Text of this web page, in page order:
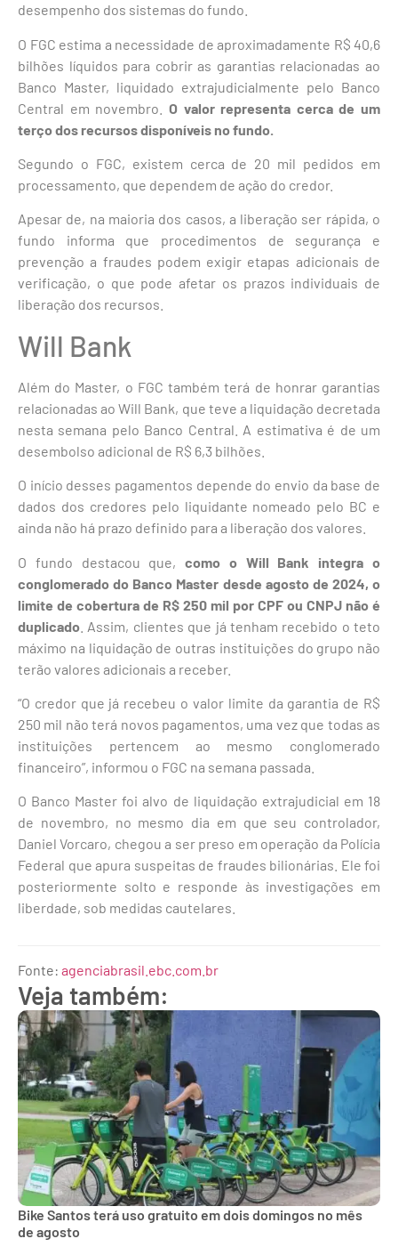
desempenho dos sistemas do fundo.
O FGC estima a necessidade de aproximadamente R$ 40,6
bilhões líquidos para cobrir as garantias relacionadas ao
Banco Master, liquidado extrajudicialmente pelo Banco
Central em novembro. O valor representa cerca de um
terço dos recursos disponíveis no fundo.
Segundo o FGC, existem cerca de 20 mil pedidos em
processamento, que dependem de ação do credor.
Apesar de, na maioria dos casos, a liberação ser rápida, o
fundo informa que procedimentos de segurança e
prevenção a fraudes podem exigir etapas adicionais de
verificação, o que pode afetar os prazos individuais de
liberação dos recursos.
Will Bank
Além do Master, o FGC também terá de honrar garantias
relacionadas ao Will Bank, que teve a liquidação decretada
nesta semana pelo Banco Central. A estimativa é de um
desembolso adicional de R$ 6,3 bilhões.
O início desses pagamentos depende do envio da base de
dados dos credores pelo liquidante nomeado pelo BC e
ainda não há prazo definido para a liberação dos valores.
O fundo destacou que,como o Will Bank integra o
conglomerado do Banco Master desde agosto de 2024, o
limite de cobertura de R$ 250 mil por CPF ou CNPJ não é
duplicado . Assim, clientes que já tenham recebido o teto
máximo na liquidação de outras instituições do grupo não
terão valores adicionais a receber.
“O credor que já recebeu o valor limite da garantia de R$
250 mil não terá novos pagamentos, uma vez que todas as
instituições pertencem ao mesmo conglomerado
financeiro”, informou o FGC na semana passada.
O Banco Master foi alvo de liquidação extrajudicial em 18
de novembro, no mesmo dia em que seu controlador,
Daniel Vorcaro, chegou a ser preso em operação da Polícia
Federal que apura suspeitas de fraudes bilionárias. Ele foi
posteriormente solto e responde às investigações em
liberdade, sob medidas cautelares.
Fonte: agenciabrasil.ebc.com.br
Veja também:
Bike Santos terá uso gratuito em dois domingos no mês
de agosto